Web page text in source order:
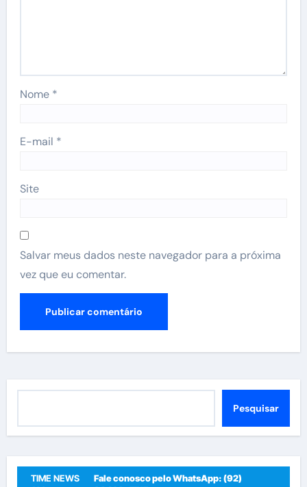
Nome *
E-mail *
Site
Salvar meus dados neste navegador para a próxima
vez que eu comentar.
Pesquisar
TIME NEWS
Fale conosco pelo WhatsApp: (92)